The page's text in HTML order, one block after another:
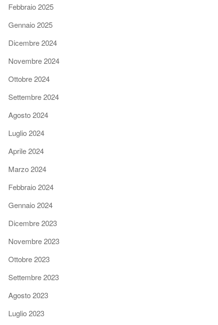
Febbraio 2025
Gennaio 2025
Dicembre 2024
Novembre 2024
Ottobre 2024
Settembre 2024
Agosto 2024
Luglio 2024
Aprile 2024
Marzo 2024
Febbraio 2024
Gennaio 2024
Dicembre 2023
Novembre 2023
Ottobre 2023
Settembre 2023
Agosto 2023
Luglio 2023